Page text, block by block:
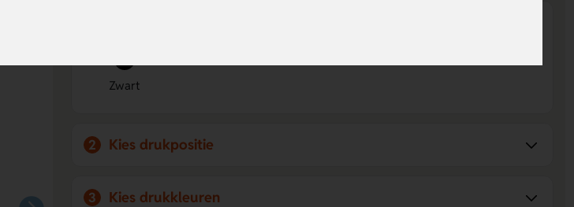
Zwart
2 Kies drukpositie
3 Kies drukkleuren